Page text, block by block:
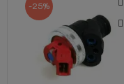
-25%